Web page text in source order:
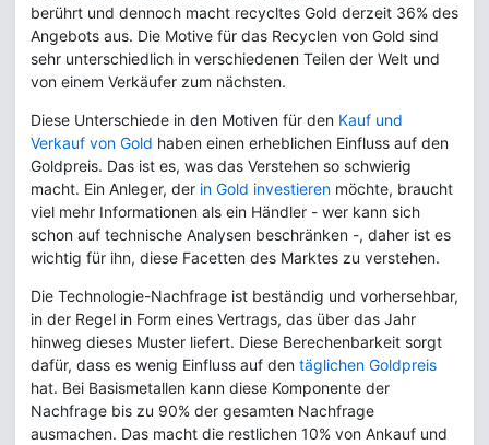
berührt und dennoch macht recycltes Gold derzeit 36% des
Angebots aus. Die Motive für das Recyclen von Gold sind
sehr unterschiedlich in verschiedenen Teilen der Welt und
von einem Verkäufer zum nächsten.
Diese Unterschiede in den Motiven für den Kauf und
Verkauf von Gold haben einen erheblichen Einfluss auf den
Goldpreis. Das ist es, was das Verstehen so schwierig
macht. Ein Anleger, der in Gold investieren möchte, braucht
viel mehr Informationen als ein Händler - wer kann sich
schon auf technische Analysen beschränken -, daher ist es
wichtig für ihn, diese Facetten des Marktes zu verstehen.
Die Technologie-Nachfrage ist beständig und vorhersehbar,
in der Regel in Form eines Vertrags, das über das Jahr
hinweg dieses Muster liefert. Diese Berechenbarkeit sorgt
dafür, dass es wenig Einfluss auf den täglichen Goldpreis
hat. Bei Basismetallen kann diese Komponente der
Nachfrage bis zu 90% der gesamten Nachfrage
ausmachen. Das macht die restlichen 10% von Ankauf und